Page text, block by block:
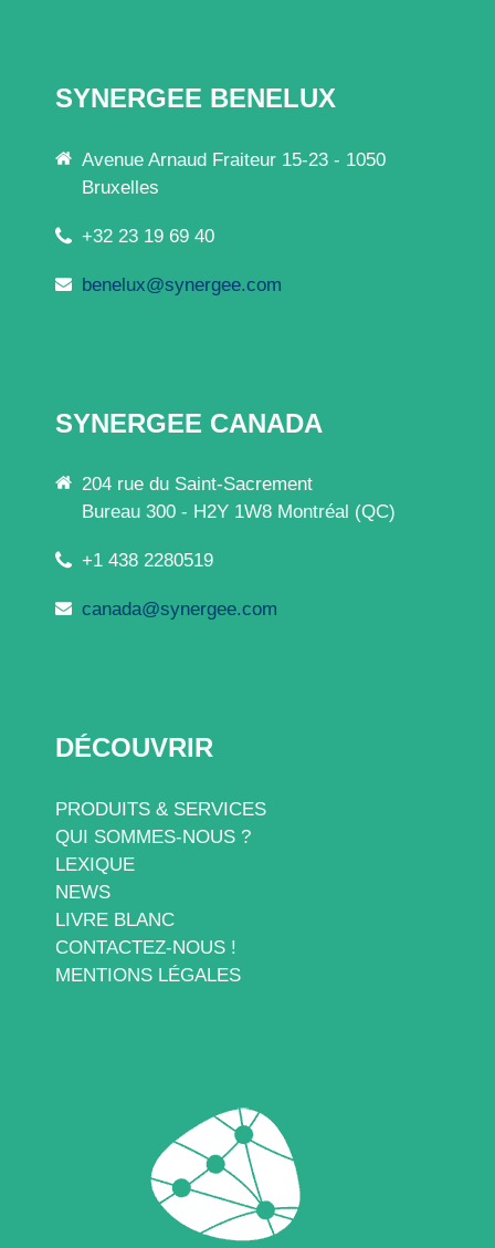
SYNERGEE BENELUX
Avenue Arnaud Fraiteur 15-23 - 1050
Bruxelles
+32 23 19 69 40
benelux@synergee.com
SYNERGEE CANADA
204 rue du Saint-Sacrement
Bureau 300 - H2Y 1W8 Montréal (QC)
+1 438 2280519
canada@synergee.com
DÉCOUVRIR
PRODUITS & SERVICES
QUI SOMMES-NOUS ?
LEXIQUE
NEWS
LIVRE BLANC
CONTACTEZ-NOUS !
MENTIONS LÉGALES